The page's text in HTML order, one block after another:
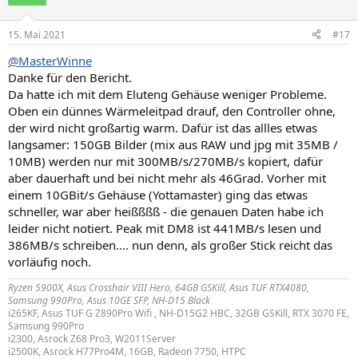
e
:
15. Mai 2021 #17
@MasterWinne
Danke für den Bericht.
Da hatte ich mit dem Eluteng Gehäuse weniger Probleme.
Oben ein dünnes Wärmeleitpad drauf, den Controller ohne,
der wird nicht großartig warm. Dafür ist das allles etwas
langsamer: 150GB Bilder (mix aus RAW und jpg mit 35MB /
10MB) werden nur mit 300MB/s/270MB/s kopiert, dafür
aber dauerhaft und bei nicht mehr als 46Grad. Vorher mit
einem 10GBit/s Gehäuse (Yottamaster) ging das etwas
schneller, war aber heißßßß - die genauen Daten habe ich
leider nicht notiert. Peak mit DM8 ist 441MB/s lesen und
386MB/s schreiben.... nun denn, als großer Stick reicht das
vorläufig noch.
Ryzen 5900X, Asus Crosshair VIII Hero, 64GB GSKill, Asus TUF RTX4080,
Samsung 990Pro, Asus 10GE SFP, NH-D15 Black
i265KF, Asus TUF G Z890Pro Wifi , NH-D15G2 HBC, 32GB GSKill, RTX 3070 FE,
Samsung 990Pro
i2300, Asrock Z68 Pro3, W2011Server
i2500K, Asrock H77Pro4M, 16GB, Radeon 7750, HTPC